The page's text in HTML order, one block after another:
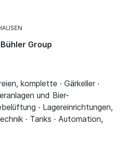
Group
komplette · Gärkeller ·
und Bier-
· Lagereinrichtungen,
· Tanks · Automation,